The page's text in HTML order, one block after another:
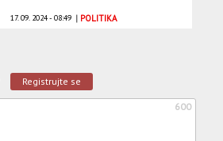
17. 09. 2024 - 08:49 | POLITIKA
Registrujte se
600